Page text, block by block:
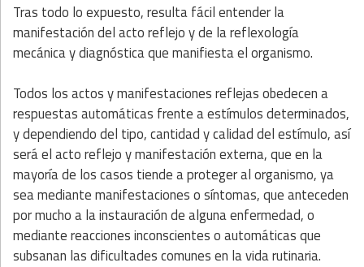
Tras todo lo expuesto, resulta fácil entender la
manifestación del acto reflejo y de la reflexología
mecánica y diagnóstica que manifiesta el organismo.
Todos los actos y manifestaciones reflejas obedecen a
respuestas automáticas frente a estímulos determinados,
y dependiendo del tipo, cantidad y calidad del estímulo, así
será el acto reflejo y manifestación externa, que en la
mayoría de los casos tiende a proteger al organismo, ya
sea mediante manifestaciones o síntomas, que anteceden
por mucho a la instauración de alguna enfermedad, o
mediante reacciones inconscientes o automáticas que
subsanan las dificultades comunes en la vida rutinaria.